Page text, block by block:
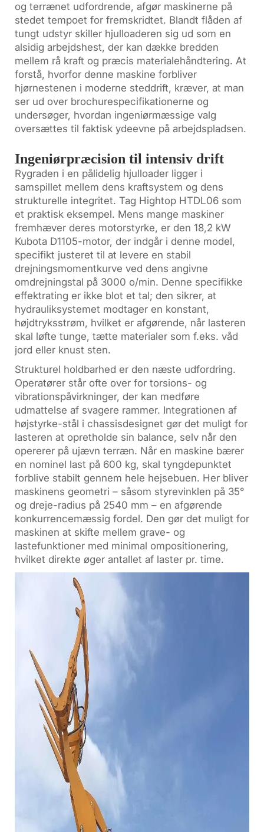
og terrænet udfordrende, afgør maskinerne på
stedet tempoet for fremskridtet. Blandt flåden af
tungt udstyr skiller hjulloaderen sig ud som en
alsidig arbejdshest, der kan dække bredden
mellem rå kraft og præcis materialehåndtering. At
forstå, hvorfor denne maskine forbliver
hjørnestenen i moderne steddrift, kræver, at man
ser ud over brochurespecifikationerne og
undersøger, hvordan ingeniørmæssige valg
oversættes til faktisk ydeevne på arbejdspladsen.
Ingeniørpræcision til intensiv drift
Rygraden i en pålidelig hjulloader ligger i
samspillet mellem dens kraftsystem og dens
strukturelle integritet. Tag Hightop HTDL06 som
et praktisk eksempel. Mens mange maskiner
fremhæver deres motorstyrke, er den 18,2 kW
Kubota D1105-motor, der indgår i denne model,
specifikt justeret til at levere en stabil
drejningsmomentkurve ved dens angivne
omdrejningstal på 3000 o/min. Denne specifikke
effektrating er ikke blot et tal; den sikrer, at
hydrauliksystemet modtager en konstant,
højdtryksstrøm, hvilket er afgørende, når lasteren
skal løfte tunge, tætte materialer som f.eks. våd
jord eller knust sten.
Strukturel holdbarhed er den næste udfordring.
Operatører står ofte over for torsions- og
vibrationspåvirkninger, der kan medføre
udmattelse af svagere rammer. Integrationen af
højstyrke-stål i chassisdesignet gør det muligt for
lasteren at opretholde sin balance, selv når den
opererer på ujævn terræn. Når en maskine bærer
en nominel last på 600 kg, skal tyngdepunktet
forblive stabilt gennem hele hejsebuen. Her bliver
maskinens geometri – såsom styrevinklen på 35°
og dreje-radius på 2540 mm – en afgørende
konkurrencemæssig fordel. Den gør det muligt for
maskinen at skifte mellem grave- og
lastefunktioner med minimal ompositionering,
hvilket direkte øger antallet af laster pr. time.